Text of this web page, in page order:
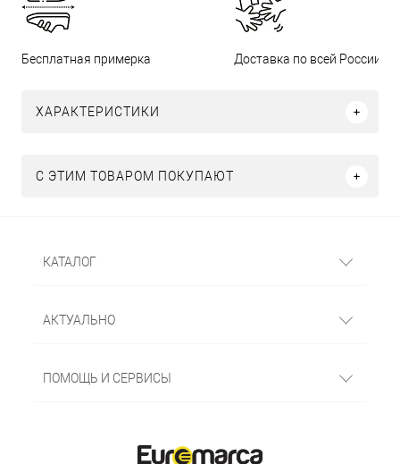
Бесплатная примерка Доставка по всей России
ХАРАКТЕРИСТИКИ
С ЭТИМ ТОВАРОМ ПОКУПАЮТ
КАТАЛОГ
АКТУАЛЬНО
ПОМОЩЬ И СЕРВИСЫ